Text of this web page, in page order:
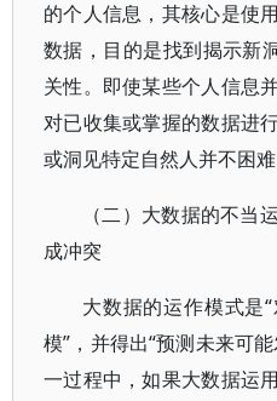
的个人信息，其核心是使
数据，目的是找到揭示新
关性。即使某些个人信息
对已收集或掌握的数据进
或洞见特定自然人并不困难
（二）大数据的不当
成冲突
大数据的运作模式是
模”，并得出“预测未来可
一过程中，如果大数据运